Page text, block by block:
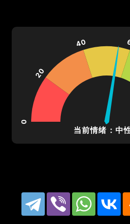
Последний
доходах: 23.3
Долгосрочная
19.9 млрд RUB
долга к капиталу:
акций
0
20
40
当前情绪：中